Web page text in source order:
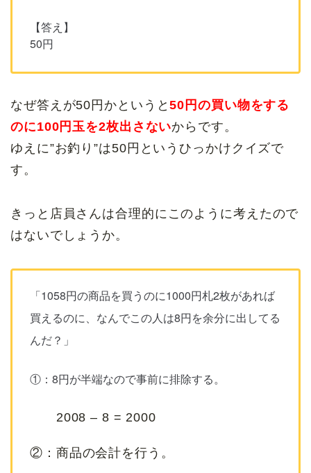
【答え】
50円
なぜ答えが50円かというと50円の買い物をする
のに100円玉を2枚出さないからです。
ゆえに”お釣り”は50円というひっかけクイズで
す。
きっと店員さんは合理的にこのように考えたので
はないでしょうか。
「1058円の商品を買うのに1000円札2枚があれば
買えるのに、なんでこの人は8円を余分に出してる
んだ？」
①：8円が半端なので事前に排除する。
2008 – 8 = 2000
②：商品の会計を行う。